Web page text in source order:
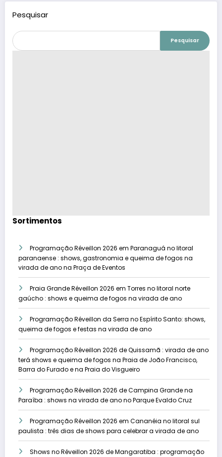
Pesquisar
Pesquisar
Sortimentos
Programação Réveillon 2026 em Paranaguá no litoral
paranaense : shows, gastronomia e queima de fogos na
virada de ano na Praça de Eventos
Praia Grande Réveillon 2026 em Torres no litoral norte
gaúcho : shows e queima de fogos na virada de ano
Programação Réveillon da Serra no Espírito Santo: shows,
queima de fogos e festas na virada de ano
Programação Réveillon 2026 de Quissamã : virada de ano
terá shows e queima de fogos na Praia de João Francisco,
Barra do Furado e na Praia do Visgueiro
Programação Réveillon 2026 de Campina Grande na
Paraíba : shows na virada de ano no Parque Evaldo Cruz
Programação Réveillon 2026 em Cananéia no litoral sul
paulista : três dias de shows para celebrar a virada de ano
Shows no Réveillon 2026 de Mangaratiba : programação